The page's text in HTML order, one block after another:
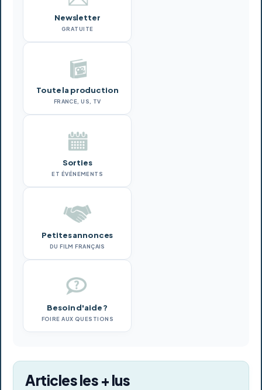
Newsletter
GRATUITE
Toute la production
FRANCE, US, TV
Sorties
ET ÉVÉNEMENTS
Petites annonces
DU FILM FRANÇAIS
Besoin d'aide ?
FOIRE AUX QUESTIONS
Articles les + lus